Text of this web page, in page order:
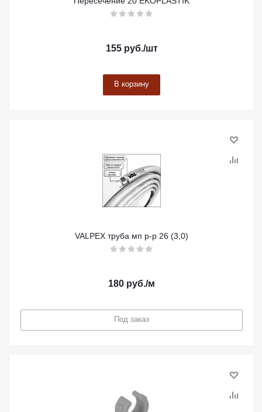
155руб./шт
В корзину
VALPEX труба мп р-р 26 (3,0)
180 руб./м
Под заказ